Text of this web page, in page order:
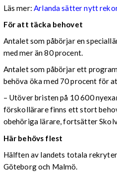
Läs mer:Arlanda sätter nytt
För att täcka behovet
Antalet som påbörjar en
med mer än 80 procent.
Antalet som påbörjar ett
behöva öka med 70 procent för
– Utöver bristen på 10 600
förskollärare finns ett stort
obehöriga lärare, fortsätter
Här behövs flest
Hälften av landets totala
Göteborg och Malmö.